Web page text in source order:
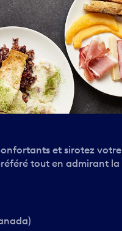
et sirotez votre
tout en admirant la